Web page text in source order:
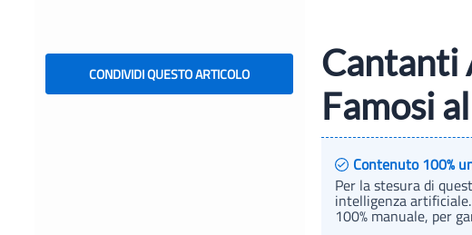
CONDIVIDI QUESTO ARTICOLO
Cantanti
Famosi
Contenuto 100%
Per la stesura di
intelligenza
100% manuale, per